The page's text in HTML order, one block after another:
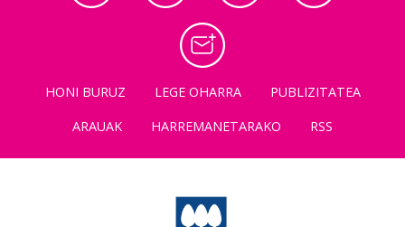
HONI BURUZ LEGE OHARRA
PUBLIZITATEA
ARAUAK
HARREMANETARAKO RSS